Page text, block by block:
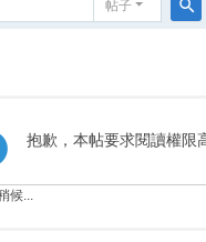
帖子
抱歉，本帖要求閱讀權限
候...